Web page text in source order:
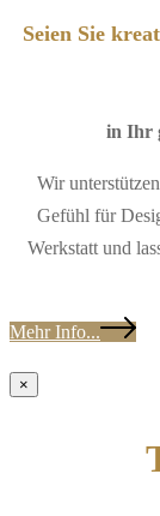
Seien Sie
in Ihr
Wir
Gefühl für
Werkstatt und
Mehr Info...
×